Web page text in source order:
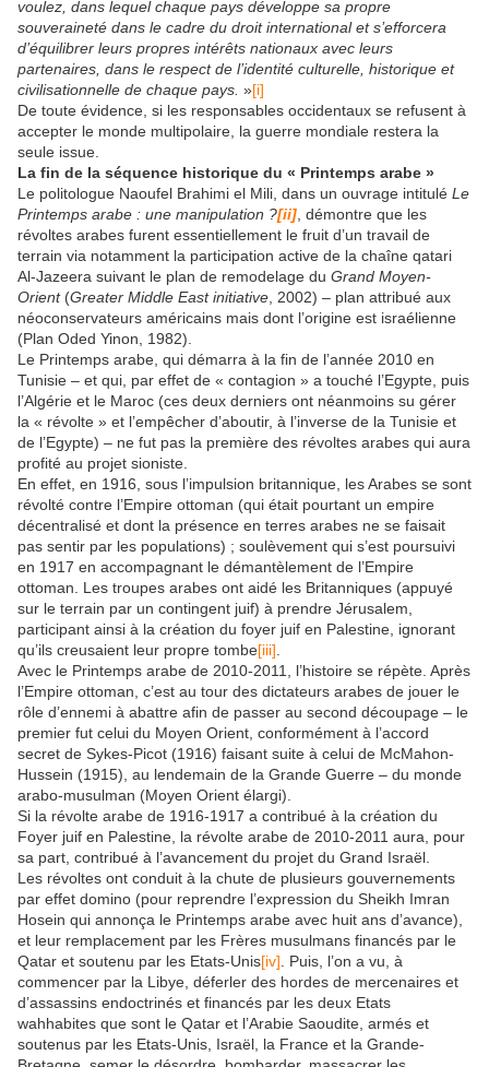
voulez, dans lequel chaque pays développe sa propre
souveraineté dans le cadre du droit international et s’efforcera
d’équilibrer leurs propres intérêts nationaux avec leurs
partenaires, dans le respect de l’identité culturelle, historique et
civilisationnelle de chaque pays. »[i]
De toute évidence, si les responsables occidentaux se refusent à
accepter le monde multipolaire, la guerre mondiale restera la
seule issue.
La fin de la séquence historique du « Printemps arabe »
Le politologue Naoufel Brahimi el Mili, dans un ouvrage intitulé Le
Printemps arabe : une manipulation ?[ii] , démontre que les
révoltes arabes furent essentiellement le fruit d’un travail de
terrain via notamment la participation active de la chaîne qatari
Al-Jazeera suivant le plan de remodelage du Grand Moyen-
Orient (Greater Middle East initiative , 2002) – plan attribué aux
néoconservateurs américains mais dont l’origine est israélienne
(Plan Oded Yinon, 1982).
Le Printemps arabe, qui démarra à la fin de l’année 2010 en
Tunisie – et qui, par effet de « contagion » a touché l’Egypte, puis
l’Algérie et le Maroc (ces deux derniers ont néanmoins su gérer
la « révolte » et l’empêcher d’aboutir, à l’inverse de la Tunisie et
de l’Egypte) – ne fut pas la première des révoltes arabes qui aura
profité au projet sioniste.
En effet, en 1916, sous l’impulsion britannique, les Arabes se sont
révolté contre l’Empire ottoman (qui était pourtant un empire
décentralisé et dont la présence en terres arabes ne se faisait
pas sentir par les populations) ; soulèvement qui s’est poursuivi
en 1917 en accompagnant le démantèlement de l’Empire
ottoman. Les troupes arabes ont aidé les Britanniques (appuyé
sur le terrain par un contingent juif) à prendre Jérusalem,
participant ainsi à la création du foyer juif en Palestine, ignorant
qu’ils creusaient leur propre tombe[iii]
Avec le Printemps arabe de 2010-2011, l’histoire se répète. Après
l’Empire ottoman, c’est au tour des dictateurs arabes de jouer le
rôle d’ennemi à abattre afin de passer au second découpage – le
premier fut celui du Moyen Orient, conformément à l’accord
secret de Sykes-Picot (1916) faisant suite à celui de McMahon-
Hussein (1915), au lendemain de la Grande Guerre – du monde
arabo-musulman (Moyen Orient élargi).
Si la révolte arabe de 1916-1917 a contribué à la création du
Foyer juif en Palestine, la révolte arabe de 2010-2011 aura, pour
sa part, contribué à l’avancement du projet du Grand Israël.
Les révoltes ont conduit à la chute de plusieurs gouvernements
par effet domino (pour reprendre l’expression du Sheikh Imran
Hosein qui annonça le Printemps arabe avec huit ans d’avance),
et leur remplacement par les Frères musulmans financés par le
Qatar et soutenu par les Etats-Unis[iv] . Puis, l’on a vu, à
commencer par la Libye, déferler des hordes de mercenaires et
d’assassins endoctrinés et financés par les deux Etats
wahhabites que sont le Qatar et l’Arabie Saoudite, armés et
soutenus par les Etats-Unis, Israël, la France et la Grande-